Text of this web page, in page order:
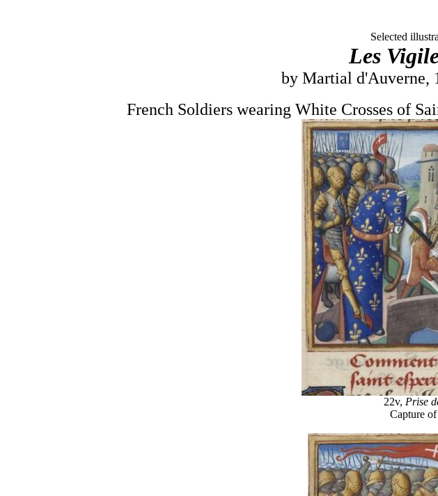
Selected
Les
by Martial d'Auverne,
French Soldiers wearing White Crosses of
22v, Prise
Capture